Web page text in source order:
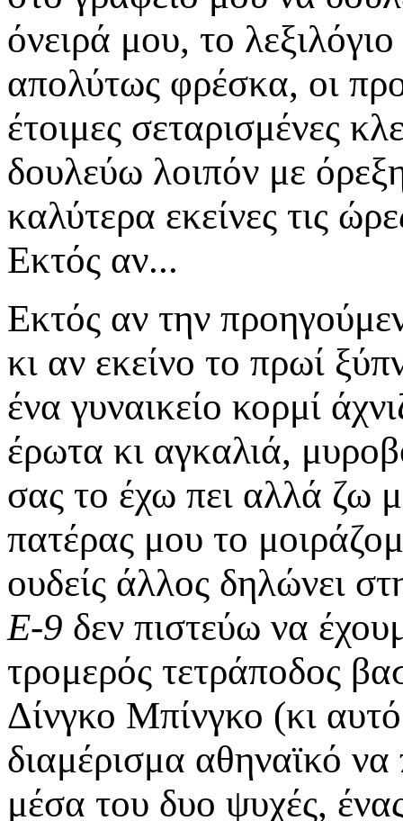
όνειρά μου, το
απολύτως φρέσκα, οι
έτοιμες σεταρισμένες
δουλεύω λοιπόν με
καλύτερα εκείνες τις
Εκτός αν...
Εκτός αν την
κι αν εκείνο το πρωί
ένα γυναικείο κορμί
έρωτα κι αγκαλιά,
σας το έχω πει αλλά ζω
πατέρας μου το
ουδείς άλλος δηλώνει
Ε-9 δεν πιστεύω να
τρομερός τετράποδος
Δίνγκο Μπίνγκο (κι
διαμέρισμα αθηναϊκό
μέσα του δυο ψυχές,